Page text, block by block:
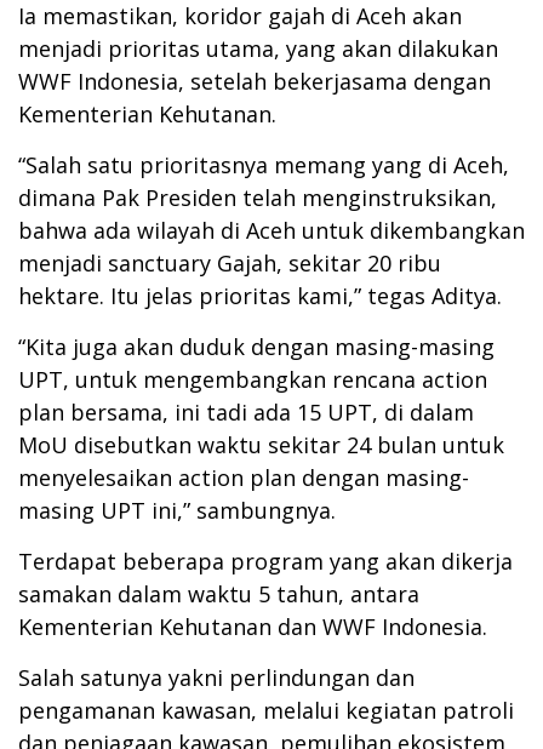
Ia memastikan, koridor gajah di Aceh akan
menjadi prioritas utama, yang akan dilakukan
WWF Indonesia, setelah bekerjasama dengan
Kementerian Kehutanan.
“Salah satu prioritasnya memang yang di Aceh,
dimana Pak Presiden telah menginstruksikan,
bahwa ada wilayah di Aceh untuk dikembangkan
menjadi sanctuary Gajah, sekitar 20 ribu
hektare. Itu jelas prioritas kami,” tegas Aditya.
“Kita juga akan duduk dengan masing-masing
UPT, untuk mengembangkan rencana action
plan bersama, ini tadi ada 15 UPT, di dalam
MoU disebutkan waktu sekitar 24 bulan untuk
menyelesaikan action plan dengan masing-
masing UPT ini,” sambungnya.
Terdapat beberapa program yang akan dikerja
samakan dalam waktu 5 tahun, antara
Kementerian Kehutanan dan WWF Indonesia.
Salah satunya yakni perlindungan dan
pengamanan kawasan, melalui kegiatan patroli
dan penjagaan kawasan, pemulihan ekosistem